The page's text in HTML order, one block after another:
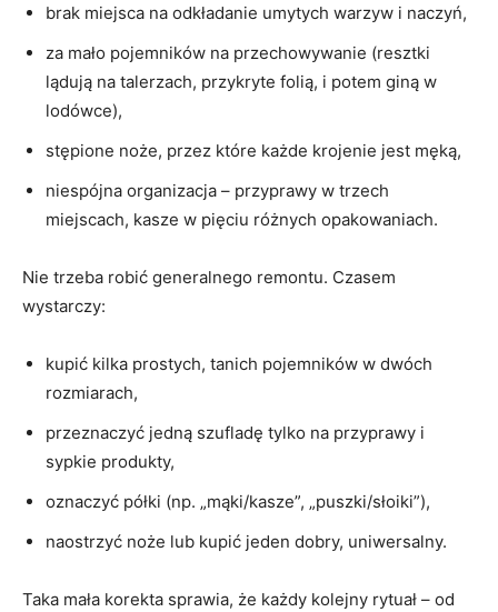
brak miejsca na odkładanie umytych warzyw i naczyń,
za mało pojemników na przechowywanie (resztki
lądują na talerzach, przykryte folią, i potem giną w
lodówce),
stępione noże, przez które każde krojenie jest męką,
niespójna organizacja – przyprawy w trzech
miejscach, kasze w pięciu różnych opakowaniach.
Nie trzeba robić generalnego remontu. Czasem
wystarczy:
kupić kilka prostych, tanich pojemników w dwóch
rozmiarach,
przeznaczyć jedną szufladę tylko na przyprawy i
sypkie produkty,
oznaczyć półki (np. „mąki/kasze”, „puszki/słoiki”),
naostrzyć noże lub kupić jeden dobry, uniwersalny.
Taka mała korekta sprawia, że każdy kolejny rytuał – od